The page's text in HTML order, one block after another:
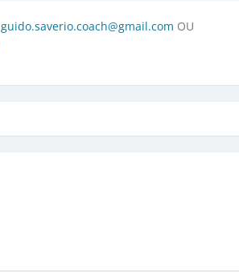
guido.saverio.coach@gmail.com OU